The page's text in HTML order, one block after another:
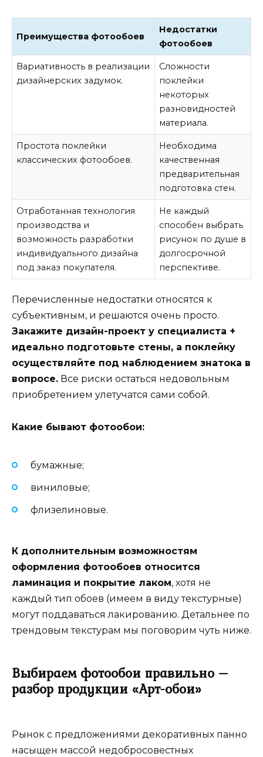
Преимущества фотообоев
Недостатки
фотообоев
Вариативность в реализации
дизайнерских задумок.
Сложности
поклейки
некоторых
разновидностей
материала.
Простота поклейки
классических фотообоев.
Необходима
качественная
предварительная
подготовка стен.
Отработанная технология
производства и
возможность разработки
индивидуального дизайна
под заказ покупателя.
Не каждый
способен выбрать
рисунок по душе в
долгосрочной
перспективе.
Перечисленные недостатки относятся к
субъективным, и решаются очень просто.
Закажите дизайн-проект у специалиста +
идеально подготовьте стены, а поклейку
осуществляйте под наблюдением знатока в
вопросе. Все риски остаться недовольным
приобретением улетучатся сами собой.
Какие бывают фотообои:
бумажные;
виниловые;
флизелиновые.
К дополнительным возможностям
оформления фотообоев относится
ламинация и покрытие лаком, хотя не
каждый тип обоев (имеем в виду текстурные)
могут поддаваться лакированию. Детальнее по
трендовым текстурам мы поговорим чуть ниже.
Выбираем фотообои правильно –
разбор продукции «Арт-обои»
Рынок с предложениями декоративных панно
насыщен массой недобросовестных